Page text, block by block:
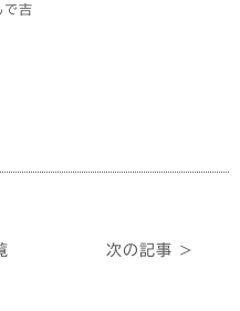
吉
次の記事 >